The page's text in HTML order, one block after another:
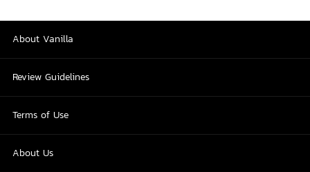
About Vanilla
Review Guidelines
Terms of Use
About Us